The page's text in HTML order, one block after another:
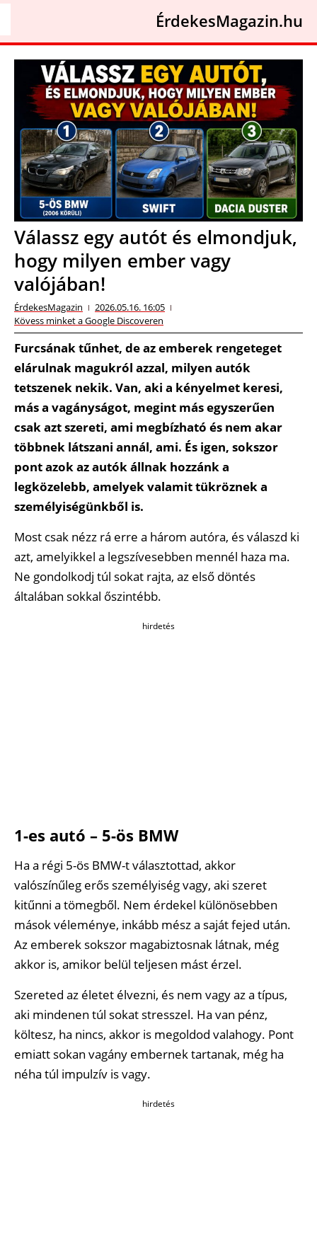
ÉrdekesMagazin.hu
Válassz egy autót és elmondjuk,
hogy milyen ember vagy
valójában!
ÉrdekesMagazin
2026.05.16. 16:05
Kövess minket a Google Discoveren
Furcsának tűnhet, de az emberek rengeteget
elárulnak magukról azzal, milyen autók
tetszenek nekik. Van, aki a kényelmet keresi,
más a vagányságot, megint más egyszerűen
csak azt szereti, ami megbízható és nem akar
többnek látszani annál, ami. És igen, sokszor
pont azok az autók állnak hozzánk a
legközelebb, amelyek valamit tükröznek a
személyiségünkből is.
Most csak nézz rá erre a három autóra, és válaszd ki
azt, amelyikkel a legszívesebben mennél haza ma.
Ne gondolkodj túl sokat rajta, az első döntés
általában sokkal őszintébb.
hirdetés
1-es autó – 5-ös BMW
Ha a régi 5-ös BMW-t választottad, akkor
valószínűleg erős személyiség vagy, aki szeret
kitűnni a tömegből. Nem érdekel különösebben
mások véleménye, inkább mész a saját fejed után.
Az emberek sokszor magabiztosnak látnak, még
akkor is, amikor belül teljesen mást érzel.
Szereted az életet élvezni, és nem vagy az a típus,
aki mindenen túl sokat stresszel. Ha van pénz,
költesz, ha nincs, akkor is megoldod valahogy. Pont
emiatt sokan vagány embernek tartanak, még ha
néha túl impulzív is vagy.
hirdetés